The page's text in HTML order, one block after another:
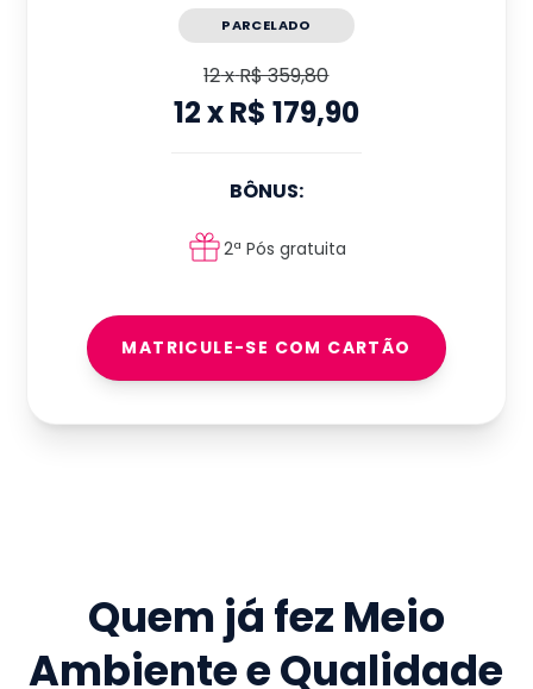
PARCELADO
12xR$ 359,80
12xR$ 179,90
BÔNUS:
2ª Pós gratuita
MATRICULE-SE COM CARTÃO
Quem já fez Meio
Ambiente e Qualidade